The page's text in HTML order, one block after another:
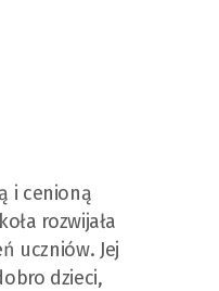
i cenioną
rozwijała
uczniów. Jej
dzieci,